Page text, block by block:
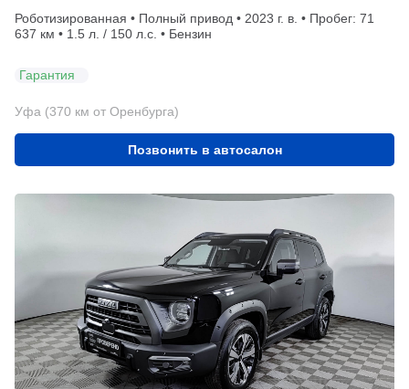
Роботизированная • Полный привод • 2023 г. в. • Пробег: 71
637 км • 1.5 л. / 150 л.с. • Бензин
Гарантия
Уфа (370 км от Оренбурга)
Позвонить в автосалон